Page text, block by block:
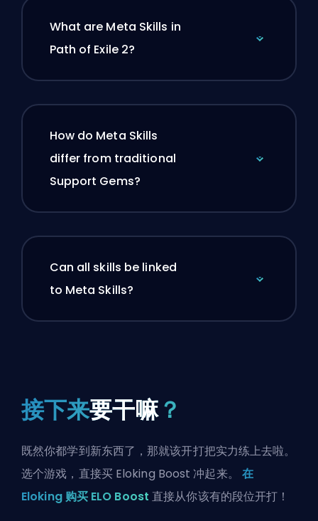
What are Meta Skills in
Path of Exile 2?
How do Meta Skills
differ from traditional
Support Gems?
Can all skills be linked
to Meta Skills?
接下来要干嘛？
既然你都学到新东西了，那就该开打把实力练上去啦。
选个游戏，直接买 Eloking Boost 冲起来。 在
Eloking 购买 ELO Boost 直接从你该有的段位开打！